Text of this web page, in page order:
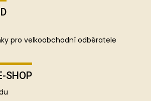
pro velkoobchodní odběratele
SHOP